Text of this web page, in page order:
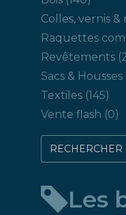
produits
Colles, vernis
Raquettes
Revêtements
Sacs & Housses
Textiles 145145
Vente flash 00
Les